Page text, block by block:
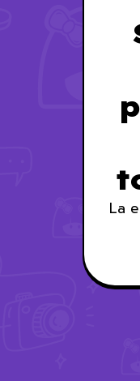
La